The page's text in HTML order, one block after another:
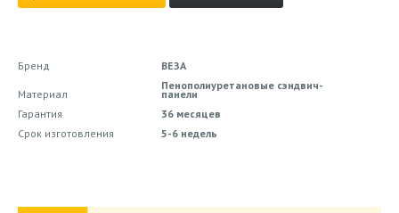
Бренд ВЕЗА
Материал
Пенополиуретановые сэндвич-
панели
Гарантия
36 месяцев
Срок изготовления
5-6 недель